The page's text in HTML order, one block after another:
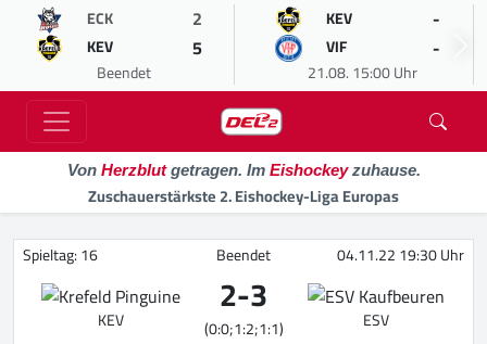
ECK 2
KEV 5
Beendet
KEV -
VIF -
21.08. 15:00 Uhr
Von Herzblutgetragen. Im Eishockeyzuhause.
Zuschauerstärkste 2. Eishockey-Liga Europas
Spieltag: 16 Beendet 04.11.22 19:30 Uhr
KEV 2-3
(0:0;1:2;1:1)
ESV